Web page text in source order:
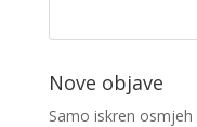
Nove objave
Samo iskren